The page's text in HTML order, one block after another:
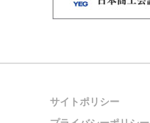
サイトポリシー